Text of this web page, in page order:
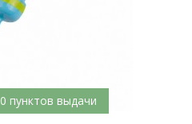
пунктов выдачи